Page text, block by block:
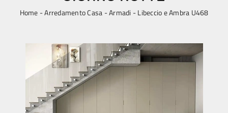
Home -Arredamento Casa -Armadi -Libeccio e Ambra U468